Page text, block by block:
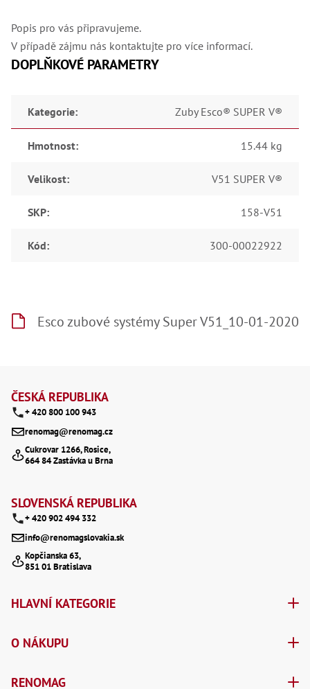
Popis pro vás připravujeme.
V případě zájmu nás kontaktujte pro více informací.
DOPLŇKOVÉ PARAMETRY
Kategorie: Zuby Esco® SUPER V®
Hmotnost: 15.44 kg
Velikost: V51 SUPER V®
SKP: 158-V51
Kód: 300-00022922
Esco zubové systémy Super V51_10-01-2020
ČESKÁ REPUBLIKA
+ 420 800 100 943
renomag@renomag.cz
Cukrovar 1266, Rosice,
664 84 Zastávka u Brna
SLOVENSKÁ REPUBLIKA
+ 420 902 494 332
info@renomagslovakia.sk
Kopčianska 63,
851 01 Bratislava
HLAVNÍ KATEGORIE
O NÁKUPU
RENOMAG